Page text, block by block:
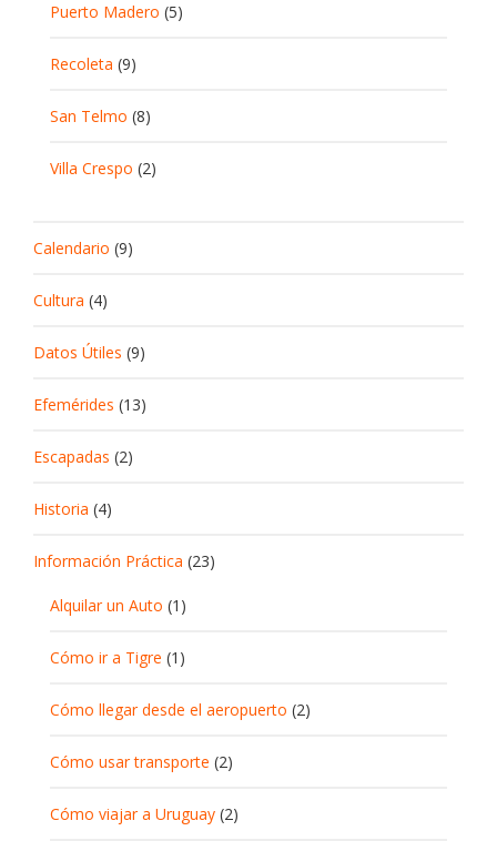
Puerto Madero (5)
Recoleta (9)
San Telmo (8)
Villa Crespo (2)
Calendario (9)
Cultura (4)
Datos Útiles (9)
Efemérides (13)
Escapadas (2)
Historia (4)
Información Práctica (23)
Alquilar un Auto (1)
Cómo ir a Tigre (1)
Cómo llegar desde el aeropuerto (2)
Cómo usar transporte (2)
Cómo viajar a Uruguay (2)